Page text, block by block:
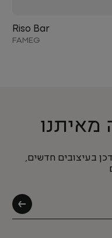
Riso Bar
FAMEG
מאיתנו
בעיצובים חדשים,